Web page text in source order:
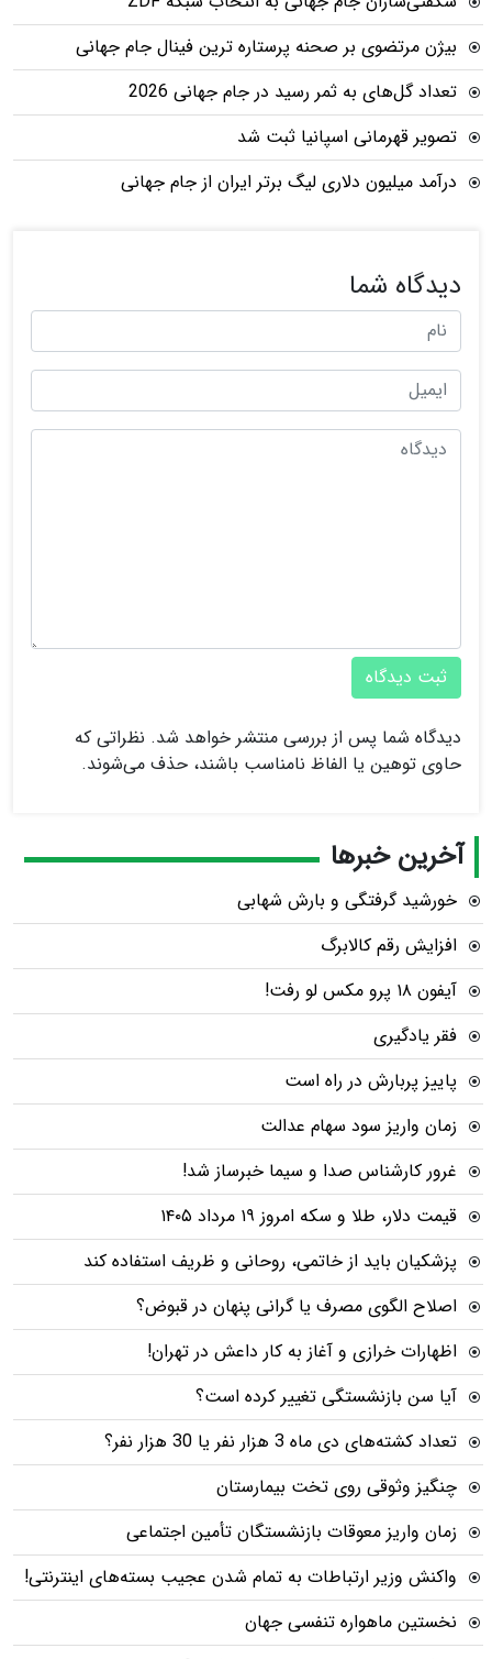
بیژن مرتضوی بر صحنه پرستاره ترین فینال جام جهانی
تعداد گل‌های به ثمر رسید در جام جهانی 2026
تصویر قهرمانی اسپانیا ثبت شد
درآمد میلیون دلاری لیگ برتر ایران از جام جهانی
دیدگاه شما
ثبت دیدگاه
دیدگاه شما پس از بررسی منتشر خواهد شد. نظراتی که
حاوی توهین یا الفاظ نامناسب باشند، حذف می‌شوند.
آخرین خبرها
خورشید گرفتگی و بارش شهابی
افزایش رقم کالابرگ
آیفون ۱۸ پرو مکس لو رفت!
فقر یادگیری
پاییز پربارش در راه است
زمان واریز سود سهام عدالت
غرور کارشناس صدا و سیما خبرساز شد!
قیمت دلار، طلا و سکه امروز ۱۹ مرداد ۱۴۰۵
پزشکیان باید از خاتمی، روحانی و ظریف استفاده کند
اصلاح الگوی مصرف یا گرانی پنهان در قبوض؟
اظهارات خرازی و آغاز به کار داعش در تهران!
آیا سن بازنشستگی تغییر کرده است؟
تعداد کشته‌های دی ماه 3 هزار نفر یا 30 هزار نفر؟
چنگیز وثوقی روی تخت بیمارستان
زمان واریز معوقات بازنشستگان تأمین اجتماعی
واکنش وزیر ارتباطات به تمام شدن عجیب بسته‌های اینترنتی!
نخستین ماهواره تنفسی جهان